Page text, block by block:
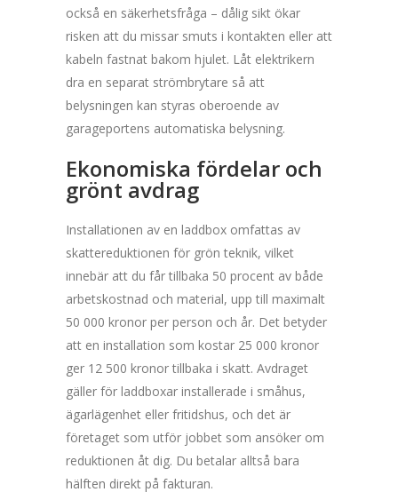
också en säkerhetsfråga – dålig sikt ökar
risken att du missar smuts i kontakten eller att
kabeln fastnat bakom hjulet. Låt elektrikern
dra en separat strömbrytare så att
belysningen kan styras oberoende av
garageportens automatiska belysning.
Ekonomiska fördelar och
grönt avdrag
Installationen av en laddbox omfattas av
skattereduktionen för grön teknik, vilket
innebär att du får tillbaka 50 procent av både
arbetskostnad och material, upp till maximalt
50 000 kronor per person och år. Det betyder
att en installation som kostar 25 000 kronor
ger 12 500 kronor tillbaka i skatt. Avdraget
gäller för laddboxar installerade i småhus,
ägarlägenhet eller fritidshus, och det är
företaget som utför jobbet som ansöker om
reduktionen åt dig. Du betalar alltså bara
hälften direkt på fakturan.